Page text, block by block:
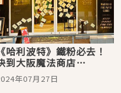
《哈利波特》鐵粉必去！
到大阪魔法商店
House of MinaLima」
驗魔法魅力！
年07月27日